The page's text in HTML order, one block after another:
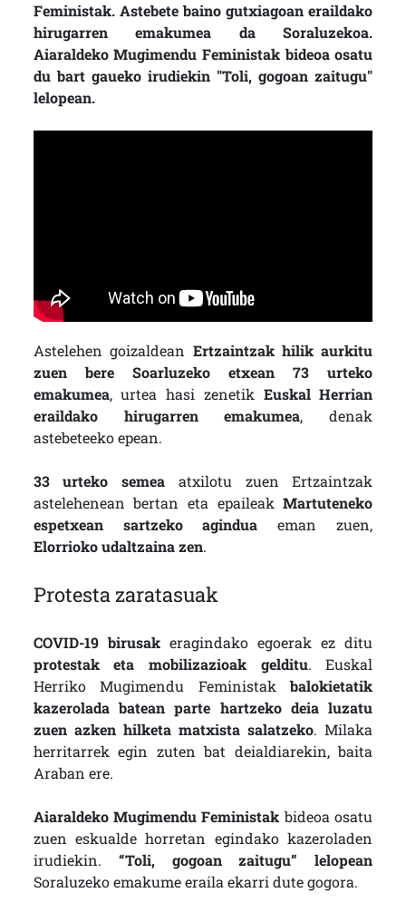
Feministak. Astebete baino gutxiagoan eraildako
hirugarren emakumea da Soraluzekoa.
Aiaraldeko Mugimendu Feministak bideoa osatu
du bart gaueko irudiekin "Toli, gogoan zaitugu"
lelopean.
Astelehen goizaldean Ertzaintzak hilik aurkitu
zuen bere Soarluzeko etxean 73 urteko
emakumea, urtea hasi zenetik Euskal Herrian
eraildako hirugarren emakumea, denak
astebeteeko epean.
33 urteko semea atxilotu zuen Ertzaintzak
astelehenean bertan eta epaileakMartuteneko
espetxean sartzeko agindua eman zuen,
Elorrioko udaltzaina zen.
Protesta zaratasuak
COVID-19 birusakeragindako egoerak ez ditu
protestak eta mobilizazioak gelditu. Euskal
Herriko Mugimendu Feministakbalokietatik
kazerolada batean parte hartzeko deia luzatu
zuen azken hilketa matxista salatzeko. Milaka
herritarrek egin zuten bat deialdiarekin, baita
Araban ere.
Aiaraldeko Mugimendu Feministak bideoa osatu
zuen eskualde horretan egindako kazeroladen
irudiekin. “Toli, gogoan zaitugu” lelopean
Soraluzeko emakume eraila ekarri dute gogora.